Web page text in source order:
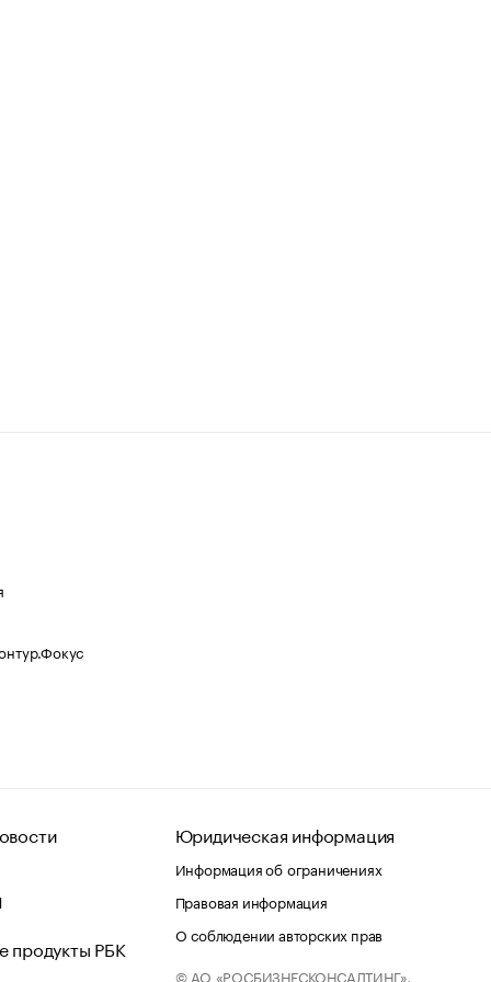
продукты РБК
Юридическая информация
Информация об ограничениях
Правовая информация
О соблюдении авторских прав
© АО «РОСБИЗНЕСКОНСАЛТИНГ»,